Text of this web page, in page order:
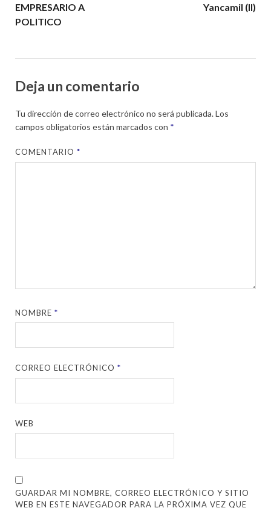
EMPRESARIO A
POLITICO
Yancamil (II)
Deja un comentario
Tu dirección de correo electrónico no será publicada.Los
campos obligatorios están marcados con *
COMENTARIO*
NOMBRE*
CORREO ELECTRÓNICO*
WEB
GUARDAR MI NOMBRE, CORREO ELECTRÓNICO Y SITIO
WEB EN ESTE NAVEGADOR PARA LA PRÓXIMA VEZ QUE